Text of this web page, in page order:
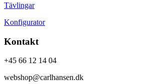
Tävlingar
Konfigurator
Kontakt
+45 66 12 14 04
webshop@carlhansen.dk